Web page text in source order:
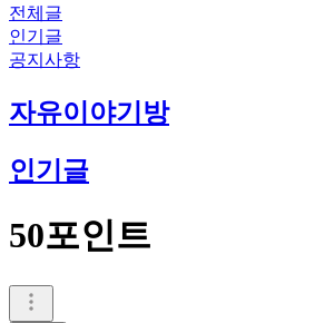
전체글
인기글
공지사항
자유이야기방
인기글
50포인트